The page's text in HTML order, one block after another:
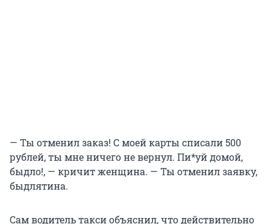
— Ты отменил заказ! С моей карты списали 500
рублей, ты мне ничего не вернул. Пи*уй домой,
быдло!, — кричит женщина. — Ты отменил заявку,
быдлятина.
Сам водитель такси объяснил, что действительно